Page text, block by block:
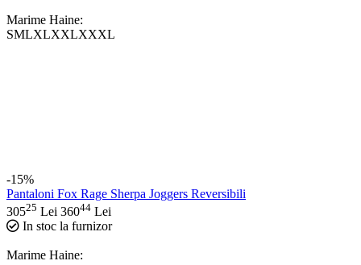
Marime Haine:
SMLXLXXLXXXL
-15%
Pantaloni Fox Rage Sherpa Joggers Reversibili
30525 Lei 36044 Lei
In stoc la furnizor
Marime Haine: